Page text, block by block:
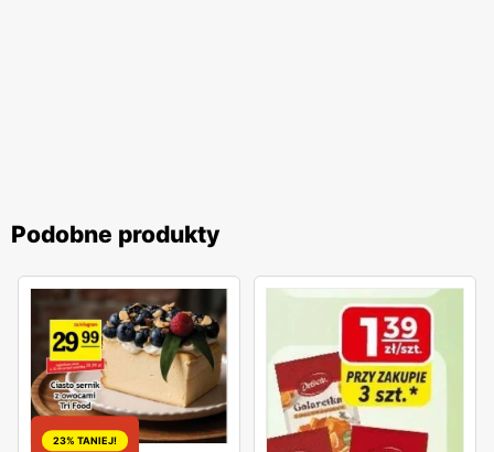
Podobne produkty
23% TANIEJ!